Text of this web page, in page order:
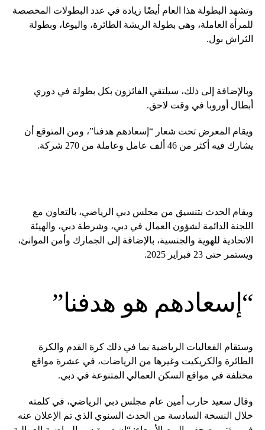
وتشهد البطولة هذا العام أيضًا زيادة في عدد البطولات المخصصة
للمرأة العاملة، وهي بطولة الريشة الطائرة، واليوغا، وبطولة
الثراش بول.
وبالإضافة إلى ذلك، سيلتقي الفائزون بكل بطولة في دوري
أبطال أوروبا في وقت لاحق.
ويقام المعرض تحت شعار “إسعادهم هدفنا”، ومن المتوقع أن
يشارك فيه أكثر من 46 ألف عامل وعاملة من 270 شركة.
ويقام الحدث بتنسيق من مجلس دبي الرياضي، بالتعاون مع
اللجنة الدائمة لشؤون العمال في دبي، وشرطة دبي، والهيئة
الاتحادية للهوية والجنسية، بالإضافة إلى الجمارك وأمن الموانئ،
ويستمر حتى 23 فبراير 2025.
“إسعادهم هو هدفنا”
وستقام الفعاليات الرياضية بما في ذلك كرة القدم والكرة
الطائرة والكريكيت وغيرها من الرياضات، في عشرة مواقع
مختلفة في مواقع السكن العمالي المتنوعة في دبي.
وقال سعيد حارب أمين عام مجلس دبي الرياضي، في كلمته
خلال النسخة السادسة من الحدث السنوي الذي تم الإعلان عنه